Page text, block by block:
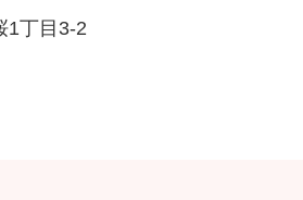
1丁目3-2